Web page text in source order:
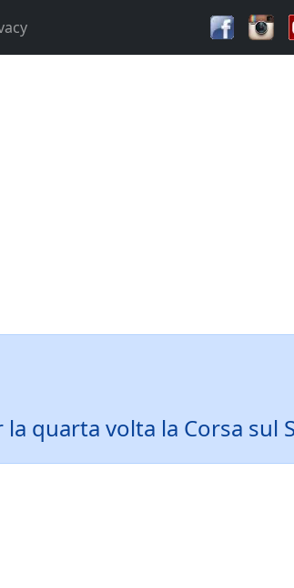
quarta volta la Corsa sul